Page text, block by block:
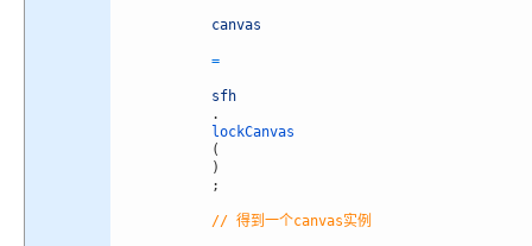
canvas
=
sfh
.
lockCanvas
(
)
;
// 得到一个canvas实例